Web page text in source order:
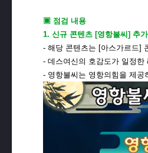
▣ 점검 내용
1. 신규 콘텐츠 [영항불씨] 추가
- 해당 콘텐츠는 [아스가르드]
- 데스여신의 호감도가 일정
- 영항불씨는 영항의힘을 제